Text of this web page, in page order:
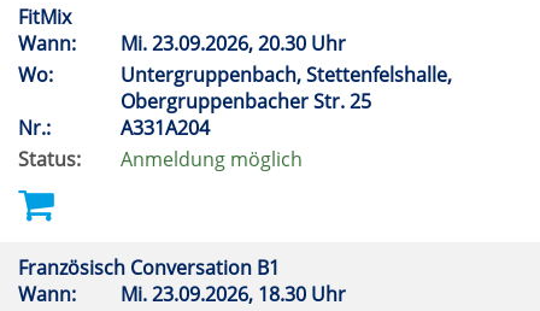
FitMix
Wann:
Mi.23.09.2026, 20.30 Uhr
Wo:
Untergruppenbach, Stettenfelshalle,
Obergruppenbacher Str. 25
Nr.:
A331A204
Status:
Anmeldung möglich
Französisch Conversation B1
Wann:
Mi.23.09.2026, 18.30 Uhr